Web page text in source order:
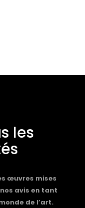
les
œuvres mises
avis en tant
de l’art.